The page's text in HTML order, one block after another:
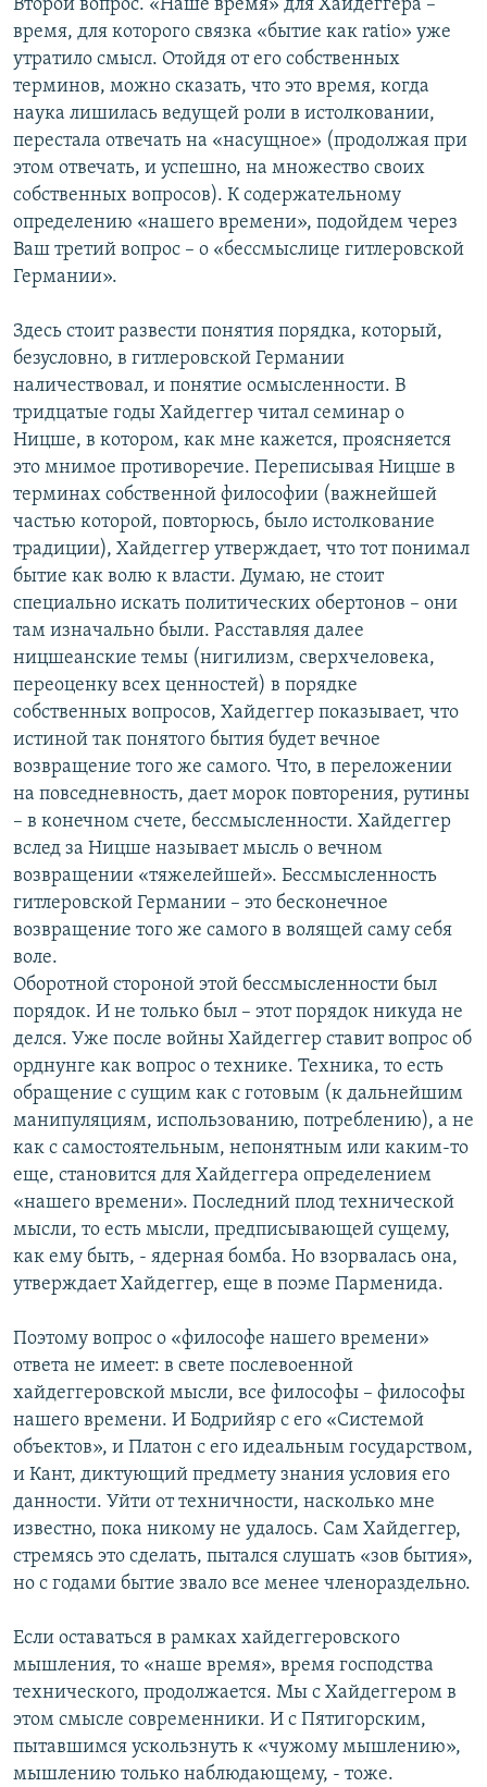
Второй вопрос. «Наше время» для Хайдеггера –
время, для которого связка «бытие как ratio» уже
утратило смысл. Отойдя от его собственных
терминов, можно сказать, что это время, когда
наука лишилась ведущей роли в истолковании,
перестала отвечать на «насущное» (продолжая при
этом отвечать, и успешно, на множество своих
собственных вопросов). К содержательному
определению «нашего времени», подойдем через
Ваш третий вопрос – о «бессмыслице гитлеровской
Германии».
Здесь стоит развести понятия порядка, который,
безусловно, в гитлеровской Германии
наличествовал, и понятие осмысленности. В
тридцатые годы Хайдеггер читал семинар о
Ницше, в котором, как мне кажется, проясняется
это мнимое противоречие. Переписывая Ницше в
терминах собственной философии (важнейшей
частью которой, повторюсь, было истолкование
традиции), Хайдеггер утверждает, что тот понимал
бытие как волю к власти. Думаю, не стоит
специально искать политических обертонов – они
там изначально были. Расставляя далее
ницшеанские темы (нигилизм, сверхчеловека,
переоценку всех ценностей) в порядке
собственных вопросов, Хайдеггер показывает, что
истиной так понятого бытия будет вечное
возвращение того же самого. Что, в переложении
на повседневность, дает морок повторения, рутины
– в конечном счете, бессмысленности. Хайдеггер
вслед за Ницше называет мысль о вечном
возвращении «тяжелейшей». Бессмысленность
гитлеровской Германии – это бесконечное
возвращение того же самого в волящей саму себя
воле.
Оборотной стороной этой бессмысленности был
порядок. И не только был – этот порядок никуда не
делся. Уже после войны Хайдеггер ставит вопрос об
орднунге как вопрос о технике. Техника, то есть
обращение с сущим как с готовым (к дальнейшим
манипуляциям, использованию, потреблению), а не
как с самостоятельным, непонятным или каким-то
еще, становится для Хайдеггера определением
«нашего времени». Последний плод технической
мысли, то есть мысли, предписывающей сущему,
как ему быть, - ядерная бомба. Но взорвалась она,
утверждает Хайдеггер, еще в поэме Парменида.
Поэтому вопрос о «философе нашего времени»
ответа не имеет: в свете послевоенной
хайдеггеровской мысли, все философы – философы
нашего времени. И Бодрийяр с его «Системой
объектов», и Платон с его идеальным государством,
и Кант, диктующий предмету знания условия его
данности. Уйти от техничности, насколько мне
известно, пока никому не удалось. Сам Хайдеггер,
стремясь это сделать, пытался слушать «зов бытия»,
но с годами бытие звало все менее членораздельно.
Если оставаться в рамках хайдеггеровского
мышления, то «наше время», время господства
технического, продолжается. Мы с Хайдеггером в
этом смысле современники. И с Пятигорским,
пытавшимся ускользнуть к «чужому мышлению»,
мышлению только наблюдающему, - тоже.